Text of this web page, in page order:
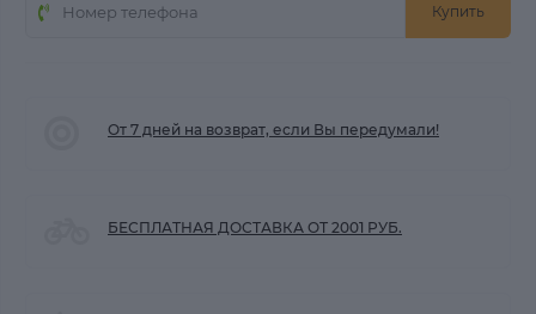
Купить
От 7 дней на возврат, если Вы передумали!
БЕСПЛАТНАЯ ДОСТАВКА ОТ 2001 РУБ.